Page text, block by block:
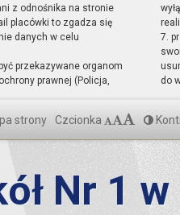
z odnośnika na stronie
placówki to zgadza się
danych w celu
przekazywane organom
prawnej (Policja,
7.
do
strony Czcionka
Nr 1